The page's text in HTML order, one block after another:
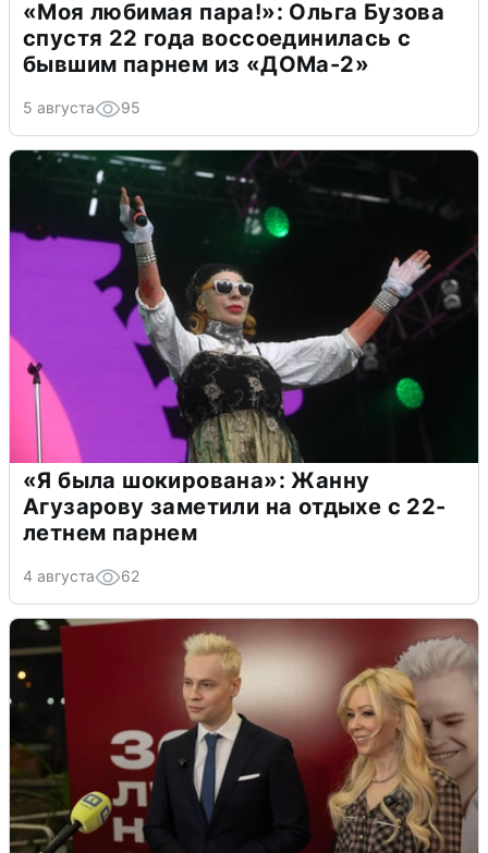
«Моя любимая пара!»: Ольга Бузова
спустя 22 года воссоединилась с
бывшим парнем из «ДОМа-2»
5 августа 95
«Я была шокирована»: Жанну
Агузарову заметили на отдыхе с 22-
летнем парнем
4 августа 62